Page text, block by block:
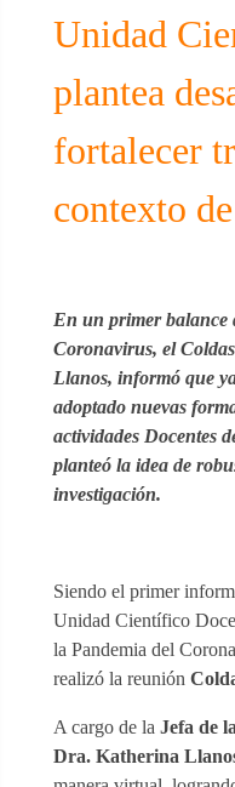
Unidad
plantea
fortalecer
contexto
En un primer balance
Coronavirus, el
Llanos, informó que
adoptado nuevas
actividades Docentes
planteó la idea de
investigación.
Siendo el primer
Unidad Científico
la Pandemia del
realizó la reunión
A cargo de la Jefa de
Dra. Katherina